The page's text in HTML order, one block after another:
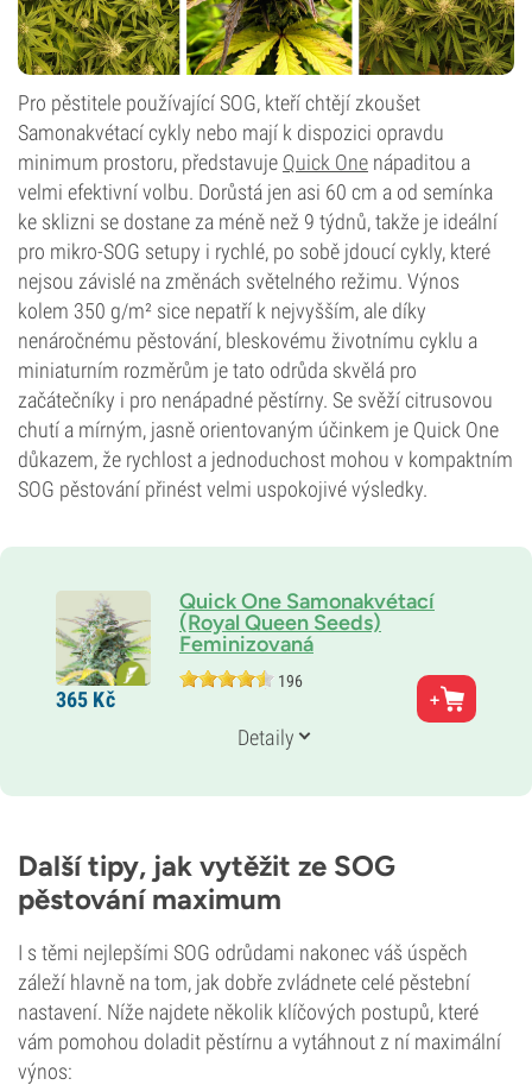
Pro pěstitele používající SOG, kteří chtějí zkoušet
Samonakvétací cykly nebo mají k dispozici opravdu
minimum prostoru, představuje Quick One nápaditou a
velmi efektivní volbu. Dorůstá jen asi 60 cm a od semínka
ke sklizni se dostane za méně než 9 týdnů, takže je ideální
pro mikro-SOG setupy i rychlé, po sobě jdoucí cykly, které
nejsou závislé na změnách světelného režimu. Výnos
kolem 350 g/m² sice nepatří k nejvyšším, ale díky
nenáročnému pěstování, bleskovému životnímu cyklu a
miniaturním rozměrům je tato odrůda skvělá pro
začátečníky i pro nenápadné pěstírny. Se svěží citrusovou
chutí a mírným, jasně orientovaným účinkem je Quick One
důkazem, že rychlost a jednoduchost mohou v kompaktním
SOG pěstování přinést velmi uspokojivé výsledky.
Quick One Samonakvétací
(Royal Queen Seeds)
Feminizovaná
196
Rodiče
Silná Indika x Ruderalis
Sativa
8–9 týdnů od semínka po sklizeň
CBD
Střední
Samonakvétací
365 Kč
Detaily
Další tipy, jak vytěžit ze SOG
pěstování maximum
I s těmi nejlepšími SOG odrůdami nakonec váš úspěch
záleží hlavně na tom, jak dobře zvládnete celé pěstební
nastavení. Níže najdete několik klíčových postupů, které
vám pomohou doladit pěstírnu a vytáhnout z ní maximální
výnos: